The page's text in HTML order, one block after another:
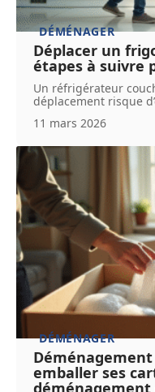
DÉMÉNAGER
Déplacer un
étapes à suivre
Un réfrigérateur
déplacement risque
11 mars 2026
DÉMÉNAGER
emballer ses